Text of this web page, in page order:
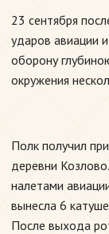
23 сентября
ударов авиации
оборону
окружения
Полк получил
деревни
налетами
вынесла 6
После выхода